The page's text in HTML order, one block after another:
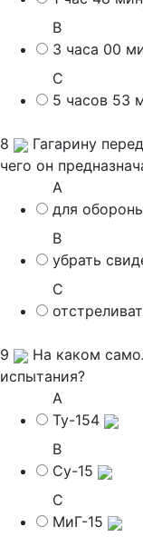
B
3 часа 00
C
5 часов 53
8
Гагарину
чего он
A
для
B
убрать
C
9
На каком
испытания?
A
Ту-154
B
Су-15
C
МиГ-15